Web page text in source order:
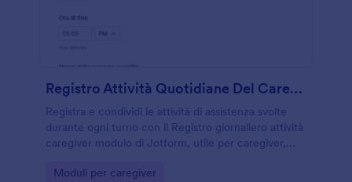
Registro Attività Quotidiane Del Caregiver
Registra e condividi le attività di assistenza svolte
durante ogni turno con il Registro giornaliero attività
caregiver modulo di Jotform, utile per caregiver,
dati ordinata.
Go to Category:
Moduli per caregiver